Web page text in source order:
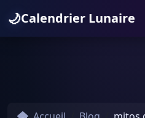
🌙Calendrier Lunaire